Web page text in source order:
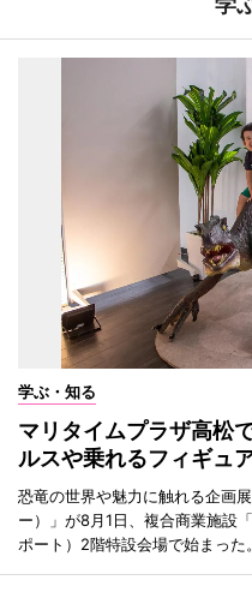
学ぶ・知る
マリタイムプラザ高松
ルスや乗れるフィギュ
恐竜の世界や魅力に触れる企画
ー）」が8月1日、複合商業施設
ポート）2階特設会場で始まった。